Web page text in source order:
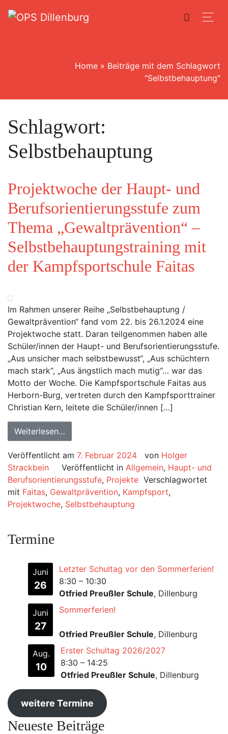
Home » Beiträge mit dem Schlagwort
"Selbstbehauptung"
Schlagwort:
Selbstbehauptung
Projektwoche der Haupt- und
Berufsorientierungsstufe zum
Thema „Gewaltprävention“ –
Selbstbehauptungstraining mit
der Kampfsportschule Faitas
Im Rahmen unserer Reihe „Selbstbehauptung /
Gewaltprävention“ fand vom 22. bis 26.1.2024 eine
Projektwoche statt. Daran teilgenommen haben alle
Schüler/innen der Haupt- und Berufsorientierungsstufe.
„Aus unsicher mach selbstbewusst“, „Aus schüchtern
mach stark“, „Aus ängstlich mach mutig“… war das
Motto der Woche. Die Kampfsportschule Faitas aus
Herborn-Burg, vertreten durch den Kampfsporttrainer
Christian Kern, leitete die Schüler/innen […]
Weiterlesen…
Veröffentlicht am 7. Februar 2024 von Holger
Strackbein
Veröffentlicht in Allgemein, Haupt- und
Berufsorientierungsstufe, Projekte Verschlagwortet
mit Faitas, Gewaltprävention, Kampfsport,
Projektwoche, Selbstbehauptung
Termine
Juni
26
Letzter Schultag vor den Sommerferien!
8:30 – 10:30
Otfried Preußler Schule, Dillenburg
Juni
27
Sommerferien!
Otfried Preußler Schule, Dillenburg
Aug.
10
Erster Schultag 2026/2027
8:30 – 14:25
Otfried Preußler Schule, Dillenburg
weitere Termine
Neueste Beiträge